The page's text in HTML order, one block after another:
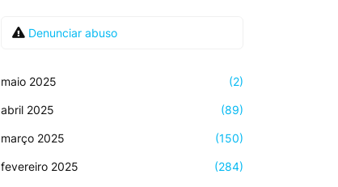
Denunciar abuso
maio 2025 (2)
abril 2025 (89)
março 2025 (150)
fevereiro 2025 (284)